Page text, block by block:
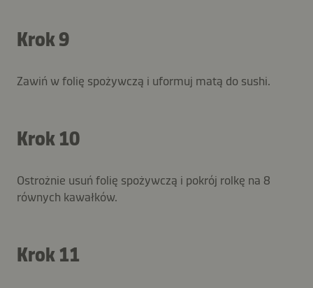
Krok 9
Zawiń w folię spożywczą i uformuj matą do sushi.
Krok 10
Ostrożnie usuń folię spożywczą i pokrój rolkę na 8
równych kawałków.
Krok 11